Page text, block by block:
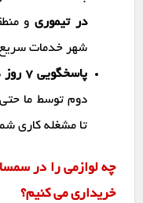
در تیموریو
شهر خدمات سریع
پاسخگویی ۷ روز هفته:
دوم توسط ما
تا مشغله کاری
چه لوازمی را در
خریداری می کنیم؟